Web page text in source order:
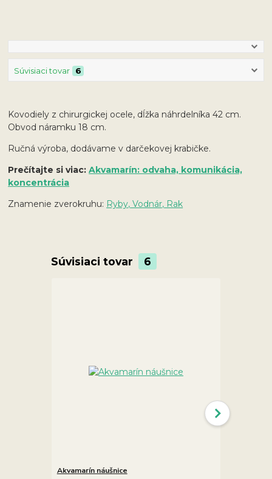
Súvisiaci tovar 6
Kovodiely z chirurgickej ocele, dĺžka náhrdelníka 42 cm.
Obvod náramku 18 cm.
Ručná výroba, dodávame v darčekovej krabičke.
Prečítajte si viac:Akvamarín: odvaha, komunikácia,
koncentrácia
Znamenie zverokruhu: Ryby, Vodnár, Rak
Súvisiaci tovar 6
Akvamarín náušnice